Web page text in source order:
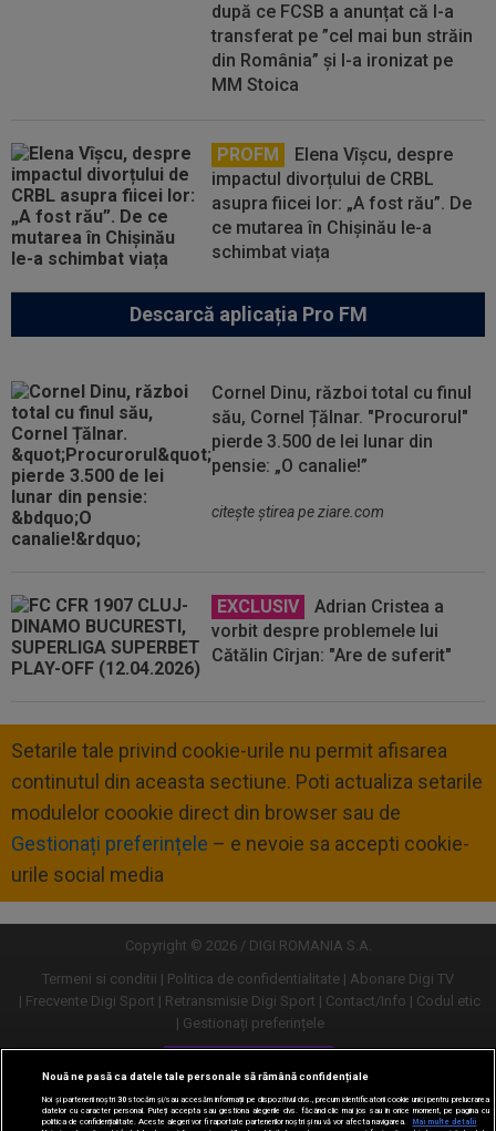
după ce FCSB a anunțat că l-a
transferat pe ”cel mai bun străin
din România” și l-a ironizat pe
MM Stoica
PROFM
Elena Vîșcu, despre
impactul divorțului de CRBL
asupra fiicei lor: „A fost rău”. De
ce mutarea în Chișinău le-a
schimbat viața
Descarcă aplicația Pro FM
Cornel Dinu, război total cu finul
său, Cornel Țălnar. "Procurorul"
pierde 3.500 de lei lunar din
pensie: „O canalie!”
citeşte ştirea pe ziare.com
EXCLUSIV
Adrian Cristea a
vorbit despre problemele lui
Cătălin Cîrjan: "Are de suferit"
Setarile tale privind cookie-urile nu permit afisarea
continutul din aceasta sectiune. Poti actualiza setarile
modulelor coookie direct din browser sau de
Gestionați preferințele – e nevoie sa accepti cookie-
urile social media
Copyright © 2026 / DIGI ROMANIA S.A.
Termeni si conditii
Politica de confidentialitate
Abonare Digi TV
Frecvente Digi Sport
Retransmisie Digi Sport Contact/Info
Codul etic
Gestionați preferințele
Versiune desktop
Nouă ne pasă ca datele tale personale să rămână confidențiale
Noi și partenerii noștri30stocăm și/sau accesăm informații pe dispozitivul dvs., precum identificatorii cookie unici pentru prelucrarea
datelor cu caracter personal. Puteți accepta sau gestiona alegerile dvs. făcând clic mai jos sau în orice moment, pe pagina cu
politica de confidențialitate. Aceste alegeri vor fi raportate partenerilor noștri și nu vă vor afecta navigarea.
Mai multe detalii